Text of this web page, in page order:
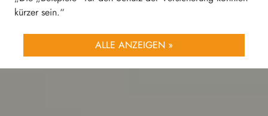
kürzer sein.“
ALLE ANZEIGEN »